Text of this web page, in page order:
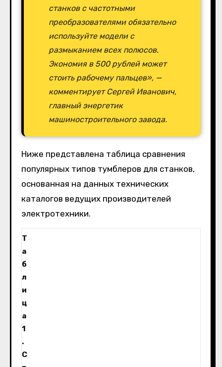
станков с частотными
преобразователями обязательно
используйте модели с
размыканием всех полюсов.
Экономия в 500 рублей может
стоить рабочему пальцев», —
комментирует Сергей Иванович,
главный энергетик
машиностроительного завода.
Ниже представлена таблица сравнения
популярных типов тумблеров для станков,
основанная на данных технических
каталогов ведущих производителей
электротехники.
Т
а
б
л
и
ц
а
1
.
С